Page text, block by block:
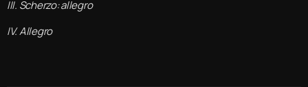
III. Scherzo: allegro
IV. Allegro